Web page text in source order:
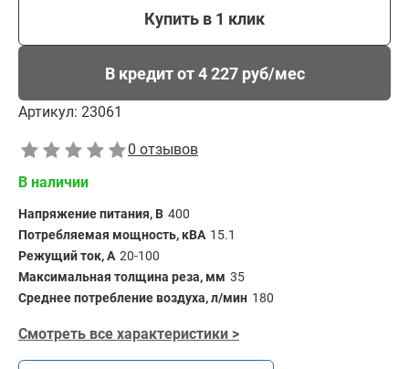
Купить в 1 клик
В кредит от 4 227 руб/мес
Артикул: 23061
0 отзывов
В наличии
Напряжение питания, В 400
Потребляемая мощность, кВА 15.1
Режущий ток, А 20-100
Максимальная толщина реза, мм 35
Среднее потребление воздуха, л/мин 180
Смотреть все характеристики >